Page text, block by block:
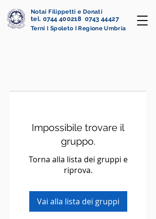
Notai Filippetti e Donati
tel. 0744 400218 0743 44427
Terni I Spoleto I Regione Umbria
Impossibile trovare il
gruppo.
Torna alla lista dei gruppi e
riprova.
Vai alla lista dei gruppi